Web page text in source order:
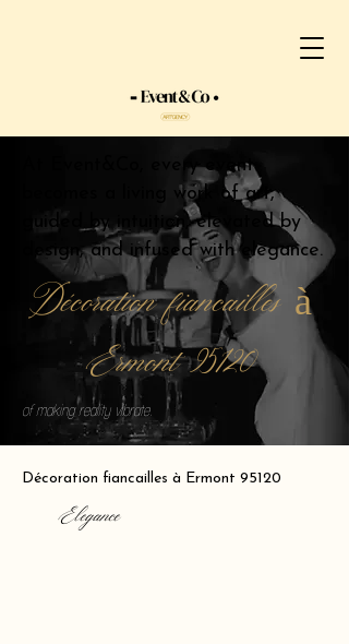
At Event&Co, every event
becomes a living work of art,
guided by intuition, elevated by
design, and infused with elegance.
Décoration fiancailles à
Ermont 95120
of making reality vibrate.
Décoration fiancailles à Ermont 95120
Elegance